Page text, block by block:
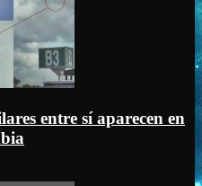
entre sí aparecen en